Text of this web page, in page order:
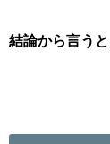
結論から言う